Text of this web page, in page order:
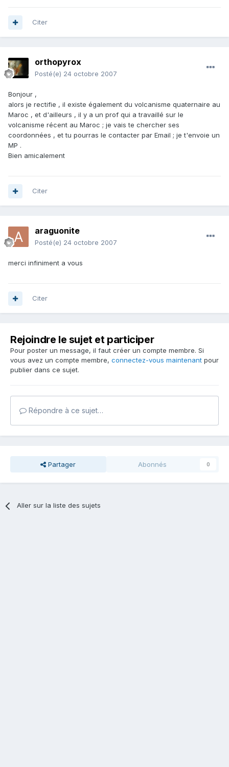
Citer
orthopyrox
Posté(e) 24 octobre 2007
Bonjour ,
alors je rectifie , il existe également du volcanisme quaternaire au
Maroc , et d'ailleurs , il y a un prof qui a travaillé sur le
volcanisme récent au Maroc ; je vais te chercher ses
coordonnées , et tu pourras le contacter par Email ; je t'envoie un
MP .
Bien amicalement
Citer
araguonite
Posté(e) 24 octobre 2007
merci infiniment a vous
Citer
Rejoindre le sujet et participer
Pour poster un message, il faut créer un compte membre. Si
vous avez un compte membre, connectez-vous maintenant pour
publier dans ce sujet.
Répondre à ce sujet…
Partager Abonnés 0
Aller sur la liste des sujets